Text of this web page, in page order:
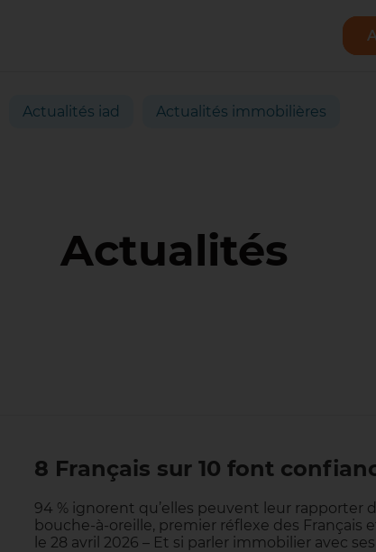
Actualités iad Actualités immobilières
Actualités
8 Français sur 10 font
94 % ignorent qu’elles peuvent leur rapporter
bouche-à-oreille, premier réflexe des Français
le 28 avril 2026 – Et si parler immobilier avec